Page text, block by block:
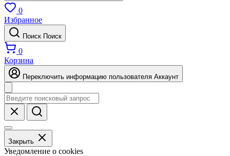
0
Избранное
Поиск Поиск
0
Корзина
Переключить информацию пользователя Аккаунт
Закрыть
Уведомление о cookies